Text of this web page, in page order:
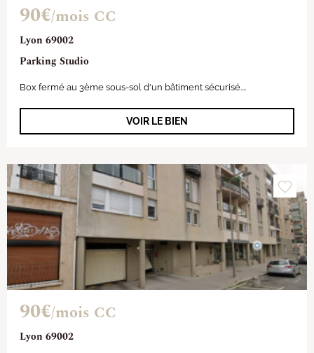
Lyon 69002
Parking Studio
90€/mois CC
Box fermé au 3ème sous-sol d'un bâtiment sécurisé....
VOIR LE BIEN
Lyon 69002
90€/mois CC